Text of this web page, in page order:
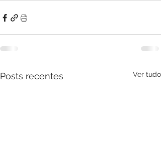
Posts recentes Ver tudo